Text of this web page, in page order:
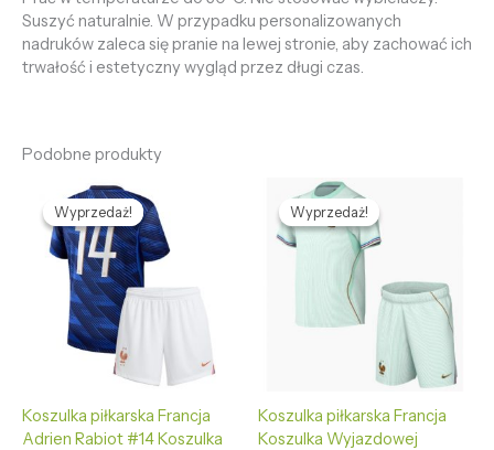
Suszyć naturalnie. W przypadku personalizowanych
nadruków zaleca się pranie na lewej stronie, aby zachować ich
trwałość i estetyczny wygląd przez długi czas.
Podobne produkty
Wyprzedaż!
Wyprzedaż!
Koszulka piłkarska Francja
Adrien Rabiot #14 Koszulka
Pierwotna
cena
wynosiła:
469,58 zł.
cena
wynosi:
126,89 zł.
Wyprzedaż!
Wyprzedaż!
Koszulka piłkarska Francja
Koszulka Wyjazdowej
Pierwotna
cena
wynosiła:
469,58 zł.
wynosi:
126,89 zł.